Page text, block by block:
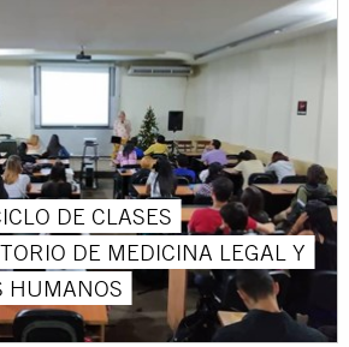
DE CLASES
DE MEDICINA LEGAL Y
HUMANOS